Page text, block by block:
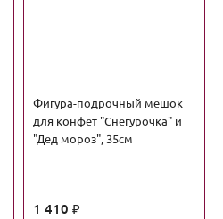
Фигура-подрочный мешок
для конфет "Снегурочка" и
"Дед мороз", 35см
1 410 ₽